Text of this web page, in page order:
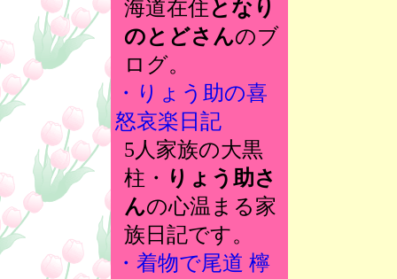
海道在住となり
のとどさんのブ
ログ。
・りょう助の喜
怒哀楽日記
5人家族の大黒
柱・ りょう助さ
んの心温まる家
族日記です。
・着物で尾道 檸